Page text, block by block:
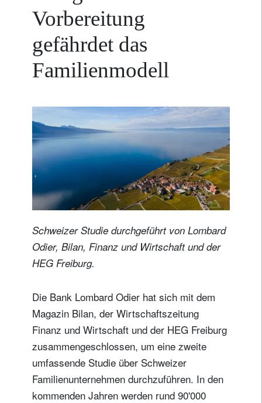
Vorbereitung
gefährdet das
Familienmodell
Schweizer Studie durchgeführt von Lombard
Odier, Bilan, Finanz und Wirtschaft und der
HEG Freiburg.
Die Bank Lombard Odier hat sich mit dem
Magazin Bilan, der Wirtschaftszeitung
Finanz und Wirtschaft und der HEG Freiburg
zusammengeschlossen, um eine zweite
umfassende Studie über Schweizer
Familienunternehmen durchzuführen. In den
kommenden Jahren werden rund 90'000